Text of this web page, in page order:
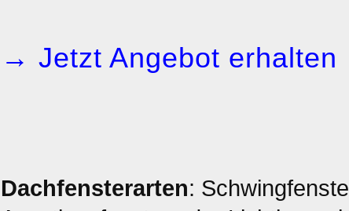
→ Jetzt Angebot erhalten
Dachfensterarten: